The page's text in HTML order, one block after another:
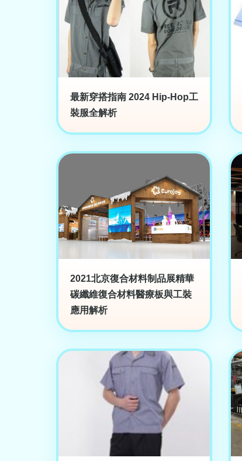
最新穿搭指南 2024 Hip-Hop工
裝服全解析
2021北京復合材料制品展精華
碳纖維復合材料醫療板與工裝
應用解析